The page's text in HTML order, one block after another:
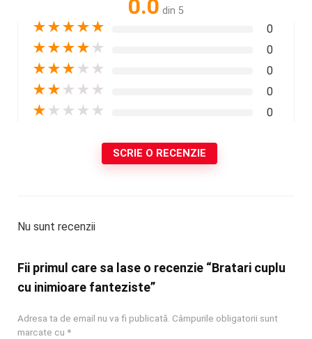
0.0 din 5
★★★★★ 0
★★★★ ★ 0
★★★ ★ ★ 0
★★ ★ ★ ★ 0
★ ★ ★ ★ ★ 0
SCRIE O RECENZIE
Nu sunt recenzii
Fii primul care sa lase o recenzie “Bratari cuplu
cu inimioare fanteziste”
Adresa ta de email nu va fi publicată. Câmpurile obligatorii sunt
marcate cu *